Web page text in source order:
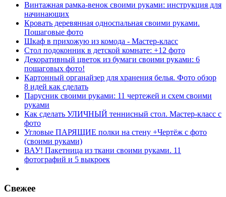
Винтажная рамка-венок своими руками: инструкция для
начинающих
Кровать деревянная односпальная своими руками.
Пошаговые фото
Шкаф в прихожую из комода - Мастер-класс
Стол подоконник в детской комнате: +12 фото
Декоративный цветок из бумаги своими руками: 6
пошаговых фото!
Картонный органайзер для хранения белья. Фото обзор
8 идей как сделать
Парусник своими руками: 11 чертежей и схем своими
руками
Как сделать УЛИЧНЫЙ теннисный стол. Мастер-класс с
фото
Угловые ПАРЯЩИЕ полки на стену +Чертёж с фото
(своими руками)
ВАУ! Пакетница из ткани своими руками. 11
фотографий и 5 выкроек
Свежее